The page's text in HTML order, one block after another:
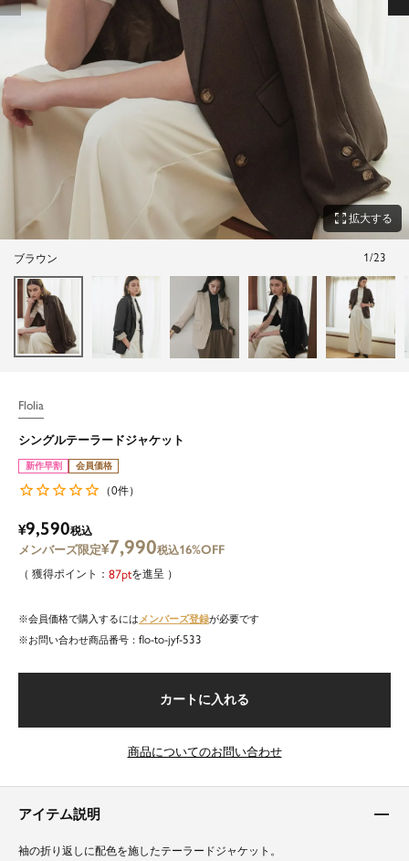
zoom_out_map 拡大する
ブラウン 1/23
Flolia
シングルテーラードジャケット
新作早割 会員価格
（0件）
¥9,590税込
¥7,990税込16%OFF
87 を進呈
会員価格で購入するには メンバーズ登録が必要です
商品番号
flo-to-jyf-533
カートに入れる
商品についてのお問い合わせ
アイテム説明
袖の折り返しに配色を施したテーラードジャケット。